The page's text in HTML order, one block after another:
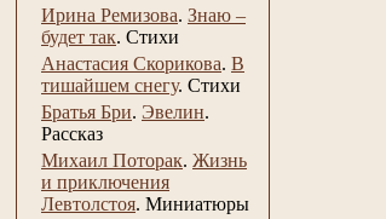
Ирина Ремизова. Знаю –
будет так. Стихи
Анастасия Скорикова. В
тишайшем снегу. Стихи
Братья Бри. Эвелин.
Рассказ
Михаил Поторак. Жизнь
и приключения
Левтолстоя. Миниатюры